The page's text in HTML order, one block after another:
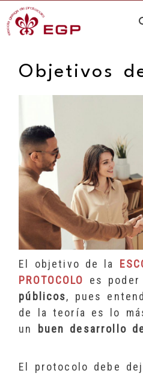
Objetivos
El objetivo de la
PROTOCOLO
es poder
públicos, pues
de la teoría es lo
un
buen desarrollo
El protocolo debe